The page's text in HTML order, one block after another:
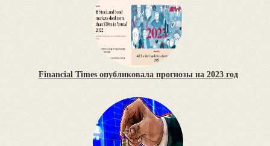
Financial Times опубликовала прогнозы на 2023 год